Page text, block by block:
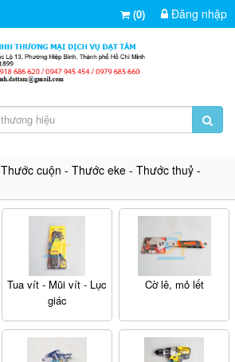
(0) Đăng nhập
Thước cuộn - Thước eke - Thước thuỷ -
Tua vít - Mũi vít - Lục
giác
Cờ lê, mỏ lết